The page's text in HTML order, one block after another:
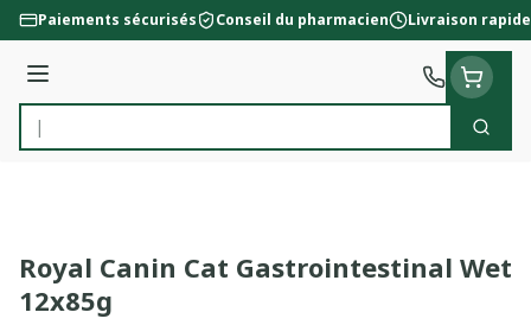
Aller au contenu
Paiements sécurisés Conseil du pharmacien Livraison rapide
Menu
Rechercher
Royal Canin Cat Gastrointestinal Wet
12x85g